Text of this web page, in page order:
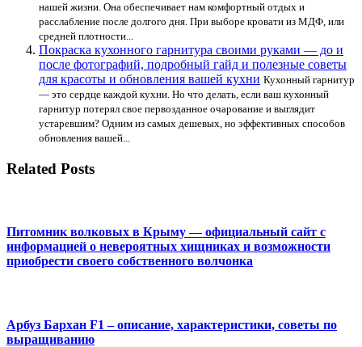
нашей жизни. Она обеспечивает нам комфортный отдых и
расслабление после долгого дня. При выборе кровати из МДФ, или
средней плотности...
Покраска кухонного гарнитура своими руками — до и
после фотографий, подробный гайд и полезные советы
для красоты и обновления вашей кухни Кухонный гарнитур
— это сердце каждой кухни. Но что делать, если ваш кухонный
гарнитур потерял свое первозданное очарование и выглядит
устаревшим? Одним из самых дешевых, но эффективных способов
обновления вашей...
Related Posts
Питомник волковых в Крыму — официальный сайт с
информацией о невероятных хищниках и возможности
приобрести своего собственного волчонка
Арбуз Бархан F1 – описание, характеристики, советы по
выращиванию